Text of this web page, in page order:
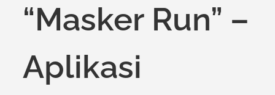
“Masker Run” –
Aplikasi